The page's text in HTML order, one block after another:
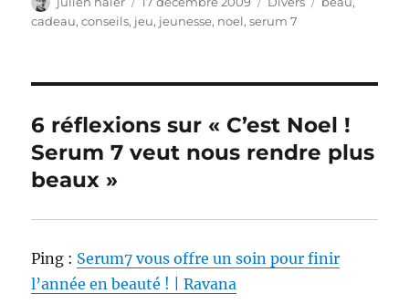
le
cadeau,conseils, jeu, jeunesse, noel,serum 7
6 réflexions sur « C’est Noel !
Serum 7 veut nous rendre plus
beaux »
Ping : Serum7 vous offre un soin pour finir
l’année en beauté ! | Ravana